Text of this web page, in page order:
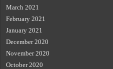
March 2021
February 2021
January 2021
December 2020
November 2020
October 2020